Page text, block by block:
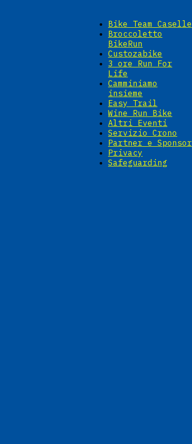
Bike Team Caselle
Broccoletto
BikeRun
Custozabike
3 ore Run For
Life
Camminiamo
insieme
Easy Trail
Wine Run Bike
Altri Eventi
Servizio Crono
Partner e Sponsor
Privacy
Safeguarding